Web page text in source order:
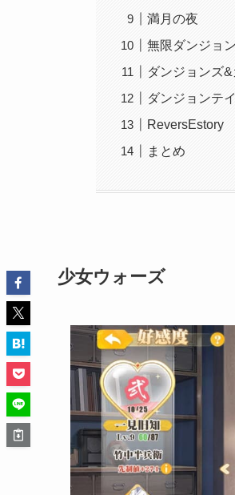
満月の夜
無限ダンジョン
ダンジョンズ
ダンジョンテ
ReversEstory
まとめ
少女ウォーズ